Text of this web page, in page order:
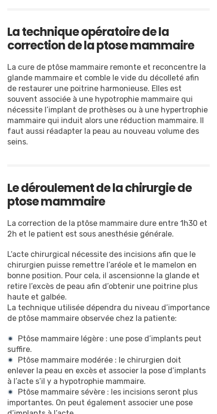
La technique opératoire de la
correction de la ptose mammaire
La cure de ptôse mammaire remonte et reconcentre la
glande mammaire et comble le vide du décolleté afin
de restaurer une poitrine harmonieuse. Elles est
souvent associée à une hypotrophie mammaire qui
nécessite l’implant de prothèses ou à une hypertrophie
mammaire qui induit alors une réduction mammaire. Il
faut aussi réadapter la peau au nouveau volume des
seins.
Le déroulement de la chirurgie de
ptose mammaire
La correction de la ptôse mammaire dure entre 1h30 et
2h et le patient est sous anesthésie générale.
L‘acte chirurgical nécessite des incisions afin que le
chirurgien puisse remettre l’aréole et le mamelon en
bonne position. Pour cela, il ascensionne la glande et
retire l’excès de peau afin d’obtenir une poitrine plus
haute et galbée.
La technique utilisée dépendra du niveau d’importance
de ptôse mammaire observée chez la patiente:
Ptôse mammaire légère : une pose d’implants peut
suffire.
Ptôse mammaire modérée : le chirurgien doit
enlever la peau en excès et associer la pose d’implants
à l’acte s’il y a hypotrophie mammaire.
Ptôse mammaire sévère : les incisions seront plus
importantes. On peut également associer une pose